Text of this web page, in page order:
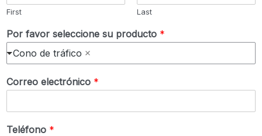
First Last
Por favor seleccione su producto *
Cono de tráfico
Correo electrónico *
Teléfono *